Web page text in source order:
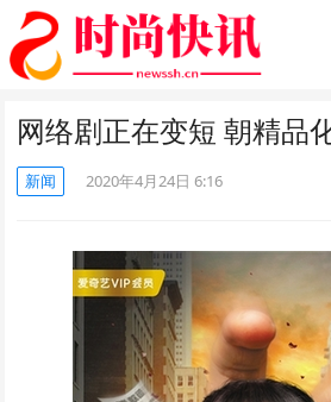
网络剧正在变短 朝精品
新闻 2020年4月24日 6:16